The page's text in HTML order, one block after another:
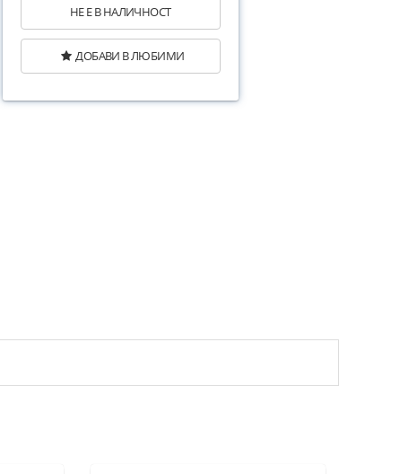
НЕ Е В НАЛИЧНОСТ
ДОБАВИ В ЛЮБИМИ